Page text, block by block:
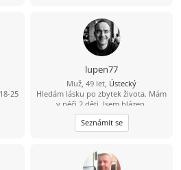
25
lupen77
Muž, 49 let, Ústecký
Hledám lásku po zbytek života. Mám
v péči 2 děti. Jsem blázen.
Seznámit se